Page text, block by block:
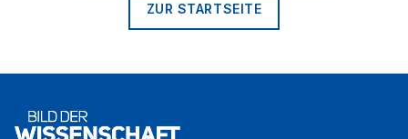
ZUR STARTSEITE